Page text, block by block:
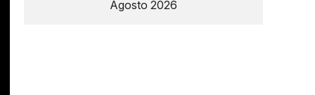
Agosto 2026